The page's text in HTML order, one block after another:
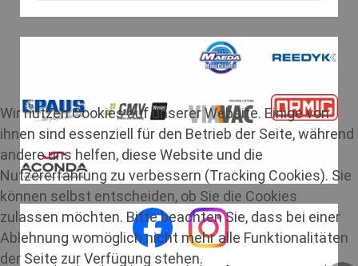
Wir nutzen Cookies auf unserer Website. Einige von
ihnen sind essenziell für den Betrieb der Seite, während
andere uns helfen, diese Website und die
Nutzererfahrung zu verbessern (Tracking Cookies). Sie
können selbst entscheiden, ob Sie die Cookies
zulassen möchten. Bitte beachten Sie, dass bei einer
Ablehnung womöglich nicht mehr alle Funktionalitäten
der Seite zur Verfügung stehen.